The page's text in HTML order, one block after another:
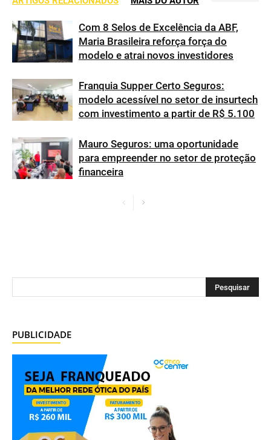
Com 8 Selos de Excelência da ABF,
Maria Brasileira reforça força do
modelo e atrai novos investidores
Franquia Supper Certo Seguros:
modelo acessível no setor de insurtech
com investimento a partir de R$ 5.100
Mauro Seguros: uma oportunidade
para empreender no setor de proteção
financeira
PUBLICIDADE